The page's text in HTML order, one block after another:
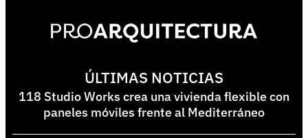
ÚLTIMAS NOTICIAS
118 Studio Works crea una vivienda flexible con
paneles móviles frente al Mediterráneo